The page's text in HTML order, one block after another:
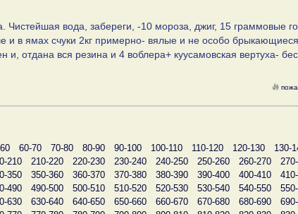
вода, забереги, -10 мороза, джиг, 15 граммовые
и в ямах счуки 2кг примерно- вялые и не особо
и, отдана вся резина и 4 воблера+ куусамовская вертуха-
60-70 70-80 80-90 90-100 100-110 110-120 120-130 130-
210 210-220 220-230 230-240 240-250 250-260 260-270
350 350-360 360-370 370-380 380-390 390-400 400-410
490 490-500 500-510 510-520 520-530 530-540 540-550
630 630-640 640-650 650-660 660-670 670-680 680-690